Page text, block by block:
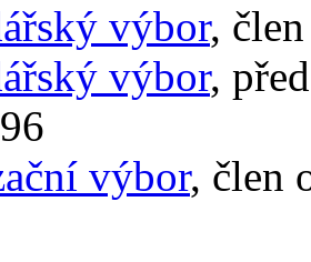
výbor,
výbor,
výbor, člen